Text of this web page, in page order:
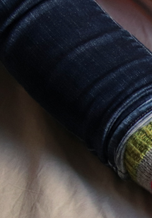
{Tricot} Flower
power socks
Ce patron a été
initialement créé pour
les membres de…